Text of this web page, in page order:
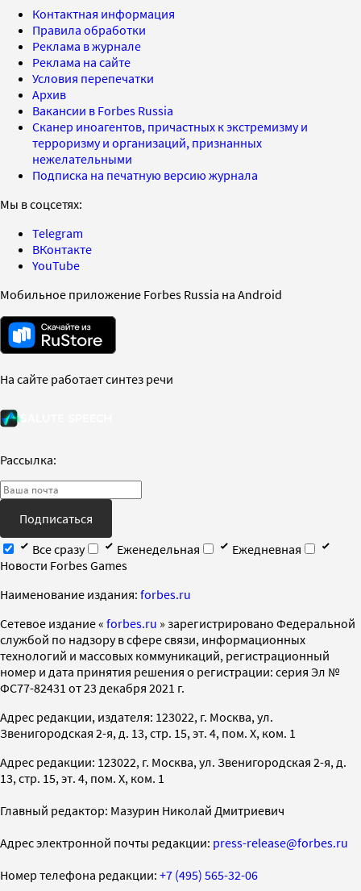
Контактная информация
Правила обработки
Реклама в журнале
Реклама на сайте
Условия перепечатки
Архив
Вакансии в Forbes Russia
Сканер иноагентов, причастных к экстремизму и
терроризму и организаций, признанных
нежелательными
Подписка на печатную версию журнала
Мы в соцсетях:
Telegram
ВКонтакте
YouTube
Мобильное приложение Forbes Russia на Android
На сайте работает синтез речи
Рассылка:
Подписаться
Все сразу
Еженедельная
Ежедневная
Новости Forbes Games
Наименование издания: forbes.ru
Cетевое издание « forbes.ru » зарегистрировано Федеральной
службой по надзору в сфере связи, информационных
технологий и массовых коммуникаций, регистрационный
номер и дата принятия решения о регистрации: серия Эл №
ФС77-82431 от 23 декабря 2021 г.
Адрес редакции, издателя: 123022, г. Москва, ул.
Звенигородская 2-я, д. 13, стр. 15, эт. 4, пом. X, ком. 1
Адрес редакции: 123022, г. Москва, ул. Звенигородская 2-я, д.
13, стр. 15, эт. 4, пом. X, ком. 1
Главный редактор: Мазурин Николай Дмитриевич
Адрес электронной почты редакции: press-release@forbes.ru
Номер телефона редакции: +7 (495) 565-32-06